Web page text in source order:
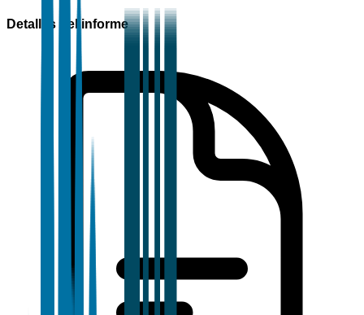
Detalles del informe